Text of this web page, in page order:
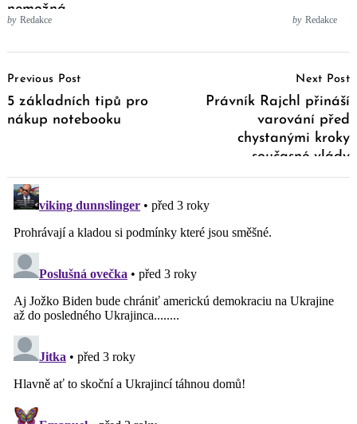
nemožná
by Redakce by Redakce
Navigation
Previous Post
5 základních tipů pro
nákup notebooku
Next Post
Právník Rajchl přináší
varování před
chystanými kroky
současné vlády